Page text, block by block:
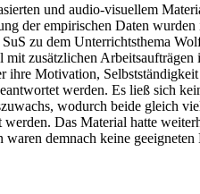
und audio-visuellem
der empirischen Daten
zu dem Unterrichtsthema
zusätzlichen
Motivation,
werden. Es ließ sich
wodurch beide gleich
Das Material hatte
demnach keine